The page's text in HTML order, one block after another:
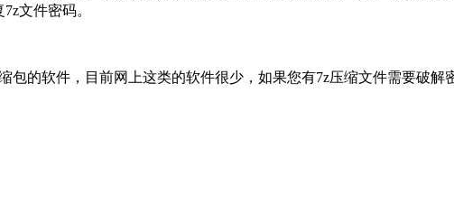
文件密码。
缩包的软件，目前网上这类的软件很少，如果您有7z压缩文件需要破解